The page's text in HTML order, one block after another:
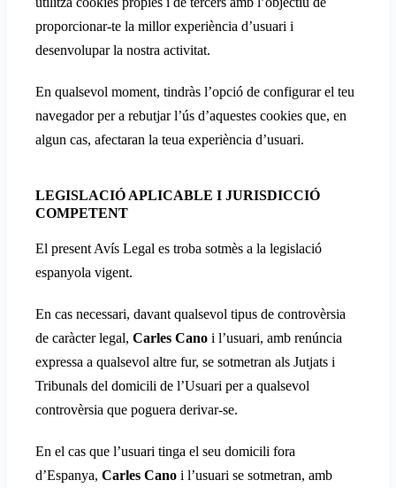
proporcionar-te la millor experiència d’usuari i
desenvolupar la nostra activitat.
En qualsevol moment, tindràs l’opció de configurar el teu
navegador per a rebutjar l’ús d’aquestes cookies que, en
algun cas, afectaran la teua experiència d’usuari.
LEGISLACIÓ APLICABLE I JURISDICCIÓ
COMPETENT
El present Avís Legal es troba sotmès a la legislació
espanyola vigent.
En cas necessari, davant qualsevol tipus de controvèrsia
de caràcter legal, Carles Cano i l’usuari, amb renúncia
expressa a qualsevol altre fur, se sotmetran als Jutjats i
Tribunals del domicili de l’Usuari per a qualsevol
controvèrsia que poguera derivar-se.
En el cas que l’usuari tinga el seu domicili fora
d’Espanya, Carles Cano i l’usuari se sotmetran, amb